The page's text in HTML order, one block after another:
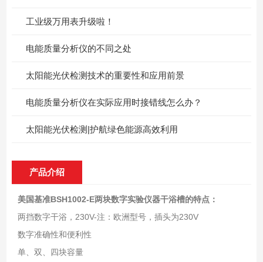
工业级万用表升级啦！
电能质量分析仪的不同之处
太阳能光伏检测技术的重要性和应用前景
电能质量分析仪在实际应用时接错线怎么办？
太阳能光伏检测|护航绿色能源高效利用
产品介绍
美国基准BSH1002-E两块数字实验仪器干浴槽的特点：
两挡数字干浴，230V-注：欧洲型号，插头为230V
数字准确性和便利性
单、双、四块容量